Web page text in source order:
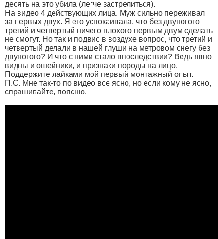
десять на это убила (легче застрелиться).
На видео 4 действующих лица. Муж сильно переживал
за первых двух. Я его успокаивала, что без двуногого
третий и четвертый ничего плохого первым двум сделать
не смогут. Но так и подвис в воздухе вопрос, что третий и
четвертый делали в нашей глуши на метровом снегу без
двуногого? И что с ними стало впоследствии? Ведь явно
видны и ошейники, и признаки породы на лицо.
Поддержите лайками мой первый монтажный опыт.
П.С. Мне так-то по видео все ясно, но если кому не ясно,
спрашивайте, поясню.